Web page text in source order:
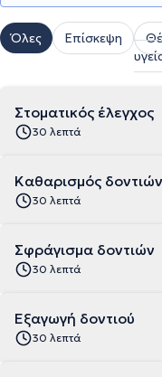
Όλες Επίσκεψη
Στοματικός έλεγχος
30 λεπτά
Καθαρισμός δοντιών
30 λεπτά
Σφράγισμα δοντιών
30 λεπτά
Εξαγωγή δοντιού
30 λεπτά